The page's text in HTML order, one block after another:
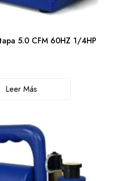
5.0 CFM 60HZ 1/4HP
Leer Más